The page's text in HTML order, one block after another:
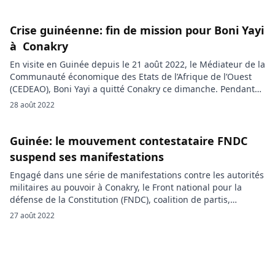
Crise guinéenne: fin de mission pour Boni Yayi
à Conakry
En visite en Guinée depuis le 21 août 2022, le Médiateur de la
Communauté économique des Etats de l’Afrique de l’Ouest
(CEDEAO), Boni Yayi a quitté Conakry ce dimanche. Pendant
son séjour, l’ancien président de l’Union Africaine (UA) a
28 août 2022
Guinée: le mouvement contestataire FNDC
suspend ses manifestations
Engagé dans une série de manifestations contre les autorités
militaires au pouvoir à Conakry, le Front national pour la
défense de la Constitution (FNDC), coalition de partis,
syndicats et organisations de la société civile, a suspendu ses
27 août 2022